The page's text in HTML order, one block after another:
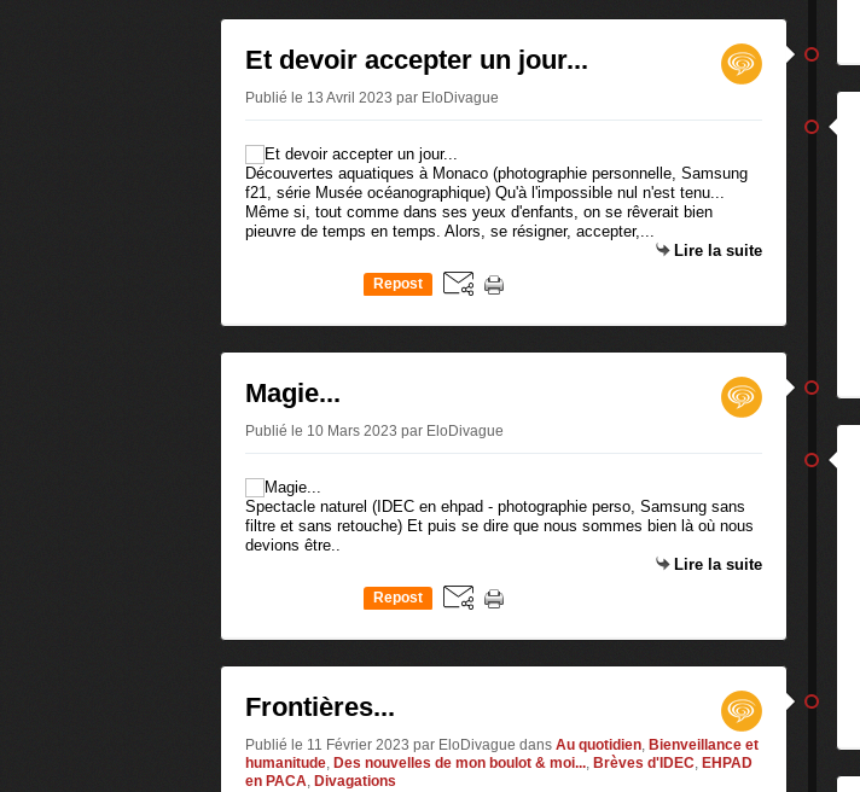
Et devoir accepter un jour...
Publié le 13 Avril 2023 par EloDivague
Découvertes aquatiques à Monaco (photographie personnelle, Samsung
f21, série Musée océanographique) Qu'à l'impossible nul n'est tenu...
Même si, tout comme dans ses yeux d'enfants, on se rêverait bien
pieuvre de temps en temps. Alors, se résigner, accepter,...
Lire la suite
Repost
Magie...
Publié le 10 Mars 2023 par EloDivague
Spectacle naturel (IDEC en ehpad - photographie perso, Samsung sans
filtre et sans retouche) Et puis se dire que nous sommes bien là où nous
devions être..
Lire la suite
Repost
Frontières...
Publié le 11 Février 2023 par EloDivague dans Au quotidien, Bienveillance et
humanitude, Des nouvelles de mon boulot & moi..., Brèves d'IDEC, EHPAD
en PACA, Divagations